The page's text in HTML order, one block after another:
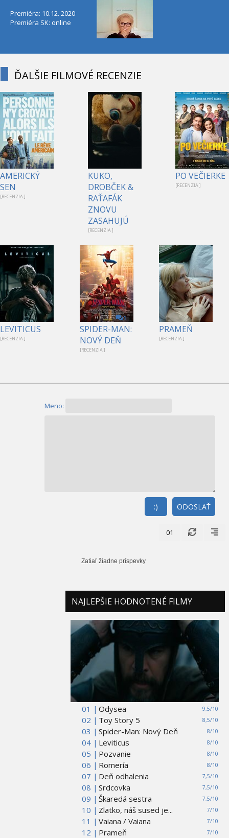
Premiéra: 10.12. 2020
Premiéra SK: online
ĎALŠIE FILMOVÉ RECENZIE
AMERICKÝ
SEN
[RECENZIA ]
KUKO,
DROBČEK &
RAŤAFÁK
ZNOVU
ZASAHUJÚ
[RECENZIA ]
PO VEČIERKE
[RECENZIA ]
LEVITICUS
[RECENZIA ]
1
SPIDER-MAN:
NOVÝ DEŇ
[RECENZIA ]
PRAMEŇ
[RECENZIA ]
Meno:
ODOSLAŤ
:)
01
Zatiaľ žiadne príspevky
NAJLEPŠIE HODNOTENÉ FILMY
01 | 9,5/10
Odysea
02 |
8,5/10
Toy Story 5
03 |
8/10
Spider-Man: Nový Deň
04 |
8/10
Leviticus
05 |
8/10
Pozvanie
06 |
8/10
Romería
07 |
7,5/10
Deň odhalenia
08 |
7,5/10
Srdcovka
09 |
7,5/10
Škaredá sestra
10 |
7/10
Zlatko, náš sused je...
11 |
7/10
Vaiana / Vaiana
12 |
7/10
Prameň